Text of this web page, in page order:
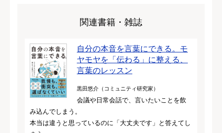
関連書籍・雑誌
自分の本音を言葉にできる。モ
ヤモヤを「伝わる」に整える、
言葉のレッスン
黒田悠介（コミュニティ研究家）
会議や日常会話で、言いたいことを飲
み込んでしまう。
本当は違うと思っているのに「大丈夫です」と答えてし